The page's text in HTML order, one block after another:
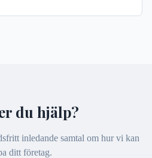
du hjälp?
inledande samtal om hur vi kan
ditt företag.